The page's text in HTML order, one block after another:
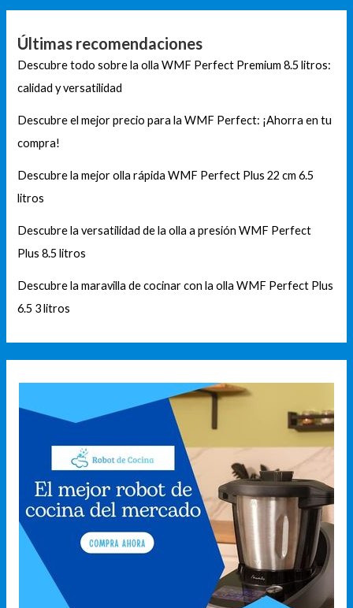
Últimas recomendaciones
Descubre todo sobre la olla WMF Perfect Premium 8.5 litros:
calidad y versatilidad
Descubre el mejor precio para la WMF Perfect: ¡Ahorra en tu
compra!
Descubre la mejor olla rápida WMF Perfect Plus 22 cm 6.5
litros
Descubre la versatilidad de la olla a presión WMF Perfect
Plus 8.5 litros
Descubre la maravilla de cocinar con la olla WMF Perfect Plus
6.5 3 litros